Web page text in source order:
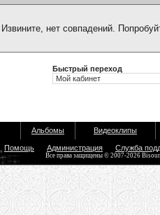
Извините, нет совпадений.
Быстрый переход
Альбомы Видеоклипы
Помощь Администрация Служба
Все права защищены © 2007-2026